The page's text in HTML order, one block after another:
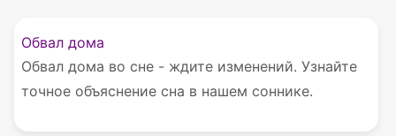
Обвал дома
Обвал дома во сне - ждите изменений. Узнайте
точное объяснение сна в нашем соннике.